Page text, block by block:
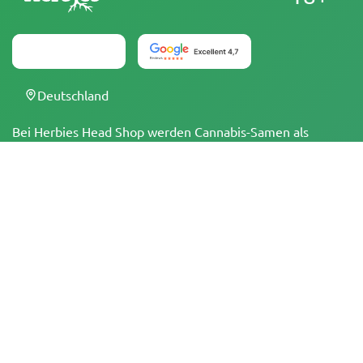
Bei Herbies Head Shop werden Cannabis-Samen als
Deutschland